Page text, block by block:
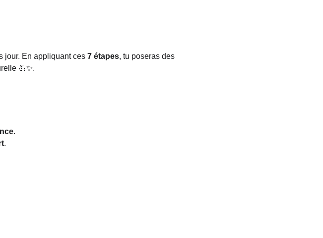
jour. En appliquant ces 7 étapes, tu poseras des
💪✨.
.
.